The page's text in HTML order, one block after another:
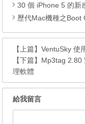
30 個 iPhone 5 的新
歷代Mac機種之Boot
【上篇】VentuSky 使
【下篇】 Mp3tag 2.80
理軟體
給我留言